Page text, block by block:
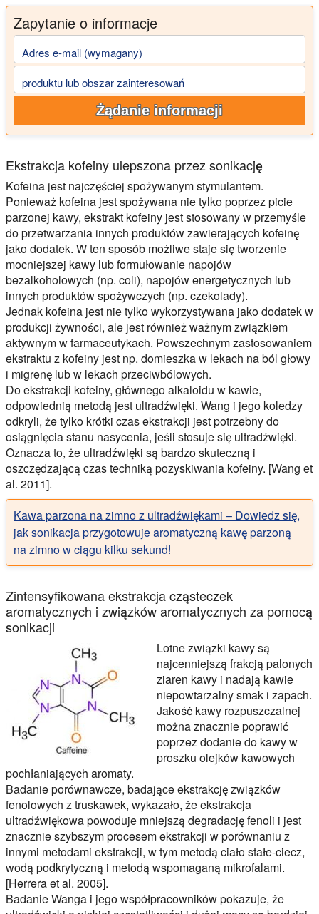
Zapytanie o informacje
Adres e-mail (wymagany)
produktu lub obszar zainteresowań
Żądanie informacji
Ekstrakcja kofeiny ulepszona przez sonikację
Kofeina jest najczęściej spożywanym stymulantem.
Ponieważ kofeina jest spożywana nie tylko poprzez picie
parzonej kawy, ekstrakt kofeiny jest stosowany w przemyśle
do przetwarzania innych produktów zawierających kofeinę
jako dodatek. W ten sposób możliwe staje się tworzenie
mocniejszej kawy lub formułowanie napojów
bezalkoholowych (np. coli), napojów energetycznych lub
innych produktów spożywczych (np. czekolady).
Jednak kofeina jest nie tylko wykorzystywana jako dodatek w
produkcji żywności, ale jest również ważnym związkiem
aktywnym w farmaceutykach. Powszechnym zastosowaniem
ekstraktu z kofeiny jest np. domieszka w lekach na ból głowy
i migrenę lub w lekach przeciwbólowych.
Do ekstrakcji kofeiny, głównego alkaloidu w kawie,
odpowiednią metodą jest ultradźwięki. Wang i jego koledzy
odkryli, że tylko krótki czas ekstrakcji jest potrzebny do
osiągnięcia stanu nasycenia, jeśli stosuje się ultradźwięki.
Oznacza to, że ultradźwięki są bardzo skuteczną i
oszczędzającą czas techniką pozyskiwania kofeiny. [Wang et
al. 2011].
Kawa parzona na zimno z ultradźwiękami – Dowiedz się,
jak sonikacja przygotowuje aromatyczną kawę parzoną
na zimno w ciągu kilku sekund!
Zintensyfikowana ekstrakcja cząsteczek
aromatycznych i związków aromatycznych za pomocą
sonikacji
Lotne związki kawy są
najcenniejszą frakcją palonych
ziaren kawy i nadają kawie
niepowtarzalny smak i zapach.
Jakość kawy rozpuszczalnej
można znacznie poprawić
poprzez dodanie do kawy w
proszku olejków kawowych
pochłaniających aromaty.
Badanie porównawcze, badające ekstrakcję związków
fenolowych z truskawek, wykazało, że ekstrakcja
ultradźwiękowa powoduje mniejszą degradację fenoli i jest
znacznie szybszym procesem ekstrakcji w porównaniu z
innymi metodami ekstrakcji, w tym metodą ciało stałe-ciecz,
wodą podkrytyczną i metodą wspomaganą mikrofalami.
[Herrera et al. 2005].
Badanie Wanga i jego współpracowników pokazuje, że